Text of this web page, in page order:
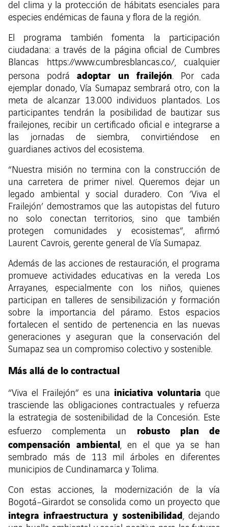
del clima y la protección de hábitats esenciales para
especies endémicas de fauna y flora de la región.
El programa también fomenta la participación
ciudadana: a través de la página oficial de Cumbres
Blancas https://www.cumbresblancas.co/, cualquier
persona podráadoptar un frailejón. Por cada
ejemplar donado, Vía Sumapaz sembrará otro, con la
meta de alcanzar 13.000 individuos plantados. Los
participantes tendrán la posibilidad de bautizar sus
frailejones, recibir un certificado oficial e integrarse a
las jornadas de siembra, convirtiéndose en
guardianes activos del ecosistema.
“Nuestra misión no termina con la construcción de
una carretera de primer nivel. Queremos dejar un
legado ambiental y social duradero. Con ‘Viva el
Frailejón’ demostramos que las autopistas del futuro
no solo conectan territorios, sino que también
protegen comunidades y ecosistemas”, afirmó
Laurent Cavrois, gerente general de Vía Sumapaz.
Además de las acciones de restauración, el programa
promueve actividades educativas en la vereda Los
Arrayanes, especialmente con los niños, quienes
participan en talleres de sensibilización y formación
sobre la importancia del páramo. Estos espacios
fortalecen el sentido de pertenencia en las nuevas
generaciones y aseguran que la conservación del
Sumapaz sea un compromiso colectivo y sostenible.
Más allá de lo contractual
“Viva el Frailejón” es una iniciativa voluntaria que
trasciende las obligaciones contractuales y refuerza
la estrategia de sostenibilidad de la Concesión. Este
esfuerzo complementa un robusto plan de
compensación ambiental, en el que ya se han
sembrado más de 113 mil árboles en diferentes
municipios de Cundinamarca y Tolima.
Con estas acciones, la modernización de la vía
Bogotá–Girardot se consolida como un proyecto que
integra infraestructura y sostenibilidad, dejando